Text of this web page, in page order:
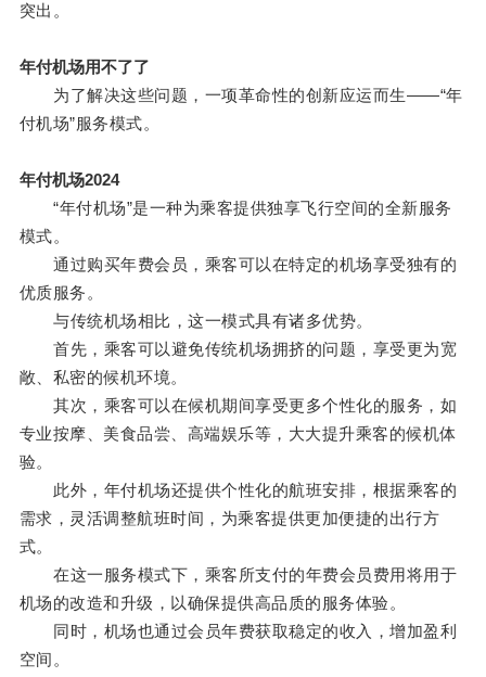
突出。
年付机场用不了了
为了解决这些问题，一项革命性的创新应运而生——“年
付机场”服务模式。
年付机场2024
“年付机场”是一种为乘客提供独享飞行空间的全新服务
模式。
通过购买年费会员，乘客可以在特定的机场享受独有的
优质服务。
与传统机场相比，这一模式具有诸多优势。
首先，乘客可以避免传统机场拥挤的问题，享受更为宽
敞、私密的候机环境。
其次，乘客可以在候机期间享受更多个性化的服务，如
专业按摩、美食品尝、高端娱乐等，大大提升乘客的候机体
验。
此外，年付机场还提供个性化的航班安排，根据乘客的
需求，灵活调整航班时间，为乘客提供更加便捷的出行方
式。
在这一服务模式下，乘客所支付的年费会员费用将用于
机场的改造和升级，以确保提供高品质的服务体验。
同时，机场也通过会员年费获取稳定的收入，增加盈利
空间。